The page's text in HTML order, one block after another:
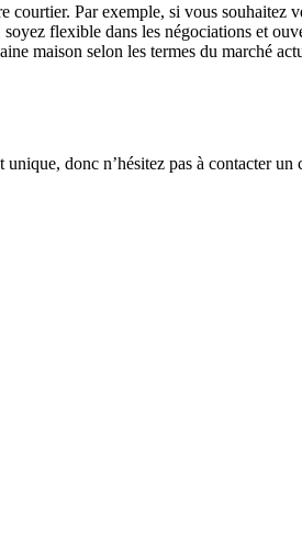
courtier. Par exemple, si vous souhaitez
flexible dans les négociations et
maison selon les termes du marché
donc n’hésitez pas à contacter